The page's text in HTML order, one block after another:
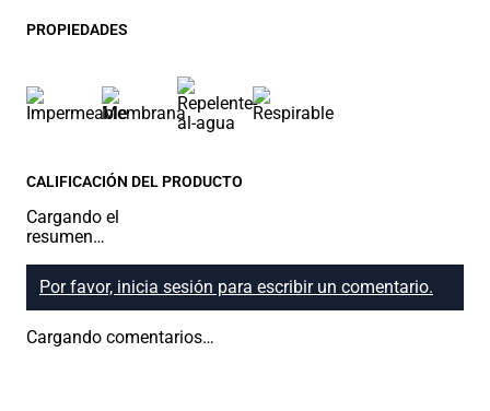
PROPIEDADES
CALIFICACIÓN DEL PRODUCTO
Cargando el
resumen…
Por favor, inicia sesión para escribir un comentario.
Cargando comentarios…